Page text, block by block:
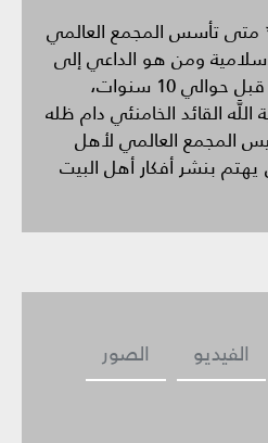
متى تأسس المجمع العالمي
ومن هو الداعي إلى
تأسيسه؟ تأسّس المجمع قبل حوالي 10 سنوات،
القائد الخامنئي دام ظله
المجمع العالمي لأهل
بنشر أفكار أهل البيت
الصور الفيديو